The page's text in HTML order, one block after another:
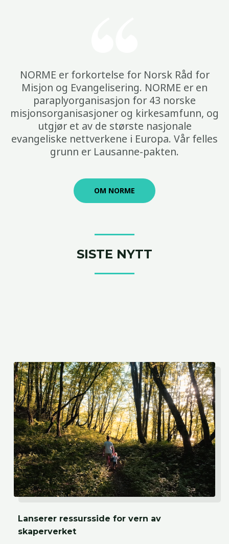
NORME er forkortelse for Norsk Råd for
Misjon og Evangelisering. NORME er en
paraplyorganisasjon for 43 norske
misjonsorganisasjoner og kirkesamfunn, og
utgjør et av de største nasjonale
evangeliske nettverkene i Europa. Vår felles
grunn er Lausanne-pakten.
OM NORME
SISTE NYTT
Lanserer ressursside for vern av
skaperverket